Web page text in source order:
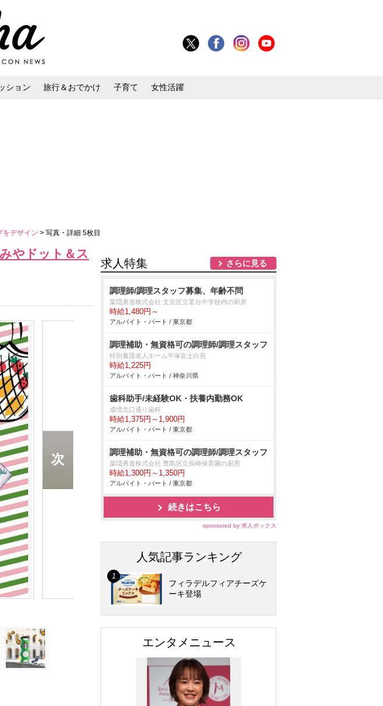
ション 旅行＆おでかけ 子育て 女性活躍
デザイン > 写真・詳細 5枚目
やドット＆ス
求人特集 さらに見る
調理師/調理スタッフ募集、年齢不問
葉隠勇進株式会社 文京区立茗台中学校内の厨房
時給1,480円～
アルバイト・パート / 東京都
調理補助・無資格可の調理師/調理スタッフ
特別養護老人ホーム平塚富士白苑
時給1,225円
アルバイト・パート / 神奈川県
歯科助手/未経験OK・扶養内勤務OK
成増北口通り歯科
時給1,375円～1,900円
アルバイト・パート / 東京都
調理補助・無資格可の調理師/調理スタッフ
葉隠勇進株式会社 豊島区立長崎保育園の厨房
時給1,300円～1,350円
アルバイト・パート / 東京都
続きはこちら
sponsored by 求人ボックス
人気記事ランキング
フィラデルフィアチーズケ
ーキ登場
エンタメニュース